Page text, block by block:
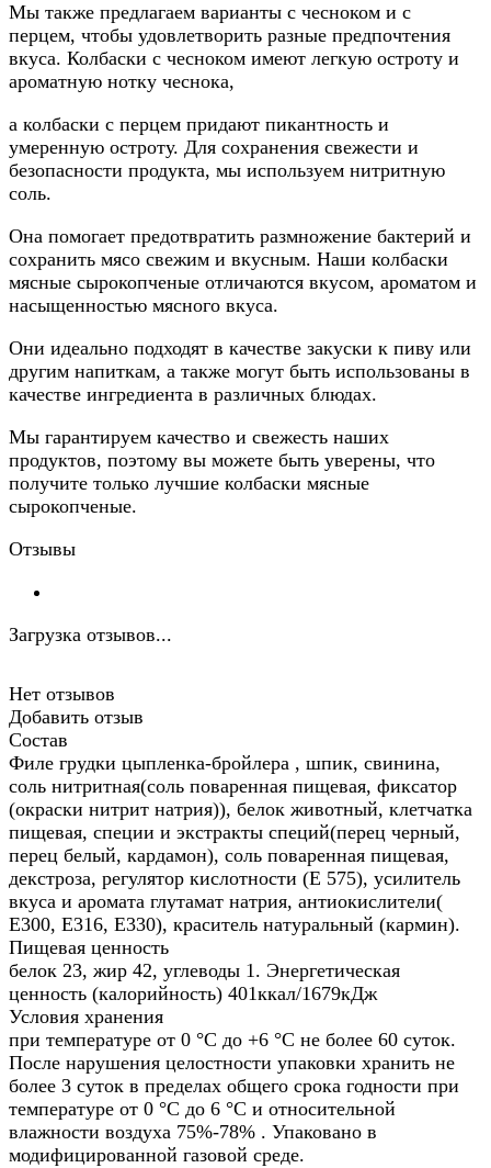
Мы также предлагаем варианты с чесноком и с
перцем, чтобы удовлетворить разные предпочтения
вкуса. Колбаски с чесноком имеют легкую остроту и
ароматную нотку чеснока,
а колбаски с перцем придают пикантность и
умеренную остроту. Для сохранения свежести и
безопасности продукта, мы используем нитритную
соль.
Она помогает предотвратить размножение бактерий и
сохранить мясо свежим и вкусным. Наши колбаски
мясные сырокопченые отличаются вкусом, ароматом и
насыщенностью мясного вкуса.
Они идеально подходят в качестве закуски к пиву или
другим напиткам, а также могут быть использованы в
качестве ингредиента в различных блюдах.
Мы гарантируем качество и свежесть наших
продуктов, поэтому вы можете быть уверены, что
получите только лучшие колбаски мясные
сырокопченые.
Отзывы
Загрузка отзывов...
Нет отзывов
Добавить отзыв
Состав
Филе грудки цыпленка-бройлера , шпик, свинина,
соль нитритная(соль поваренная пищевая, фиксатор
(окраски нитрит натрия)), белок животный, клетчатка
пищевая, специи и экстракты специй(перец черный,
перец белый, кардамон), соль поваренная пищевая,
декстроза, регулятор кислотности (Е 575), усилитель
вкуса и аромата глутамат натрия, антиокислители(
Е300, Е316, Е330), краситель натуральный (кармин).
Пищевая ценность
белок 23, жир 42, углеводы 1. Энергетическая
ценность (калорийность) 401ккал/1679кДж
Условия хранения
при температуре от 0 °С до +6 °С не более 60 суток.
После нарушения целостности упаковки хранить не
более 3 суток в пределах общего срока годности при
температуре от 0 °С до 6 °С и относительной
влажности воздуха 75%-78% . Упаковано в
модифицированной газовой среде.